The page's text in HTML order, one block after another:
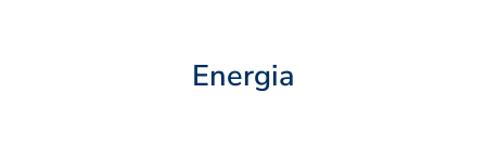
Energia